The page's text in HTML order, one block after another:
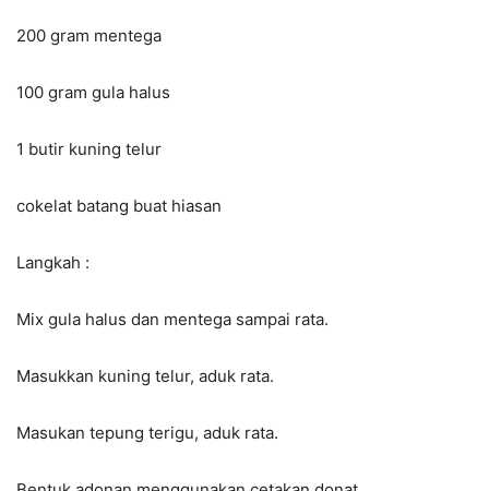
200 gram mentega
100 gram gula halus
1 butir kuning telur
cokelat batang buat hiasan
Langkah :
Mix gula halus dan mentega sampai rata.
Masukkan kuning telur, aduk rata.
Masukan tepung terigu, aduk rata.